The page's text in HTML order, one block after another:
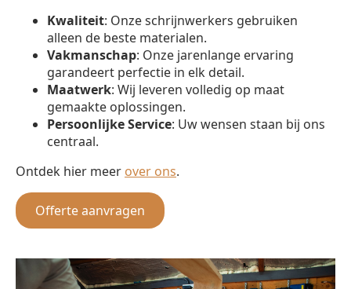
Kwaliteit: Onze schrijnwerkers gebruiken
alleen de beste materialen.
Vakmanschap: Onze jarenlange ervaring
garandeert perfectie in elk detail.
Maatwerk: Wij leveren volledig op maat
gemaakte oplossingen.
Persoonlijke Service: Uw wensen staan bij ons
centraal.
Ontdek hier meer over ons.
Offerte aanvragen